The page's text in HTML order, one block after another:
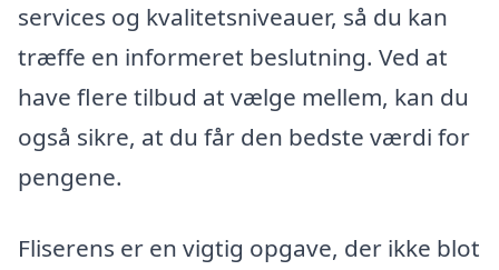
services og kvalitetsniveauer, så du kan
træffe en informeret beslutning. Ved at
have flere tilbud at vælge mellem, kan du
også sikre, at du får den bedste værdi for
pengene.
Fliserens er en vigtig opgave, der ikke blot